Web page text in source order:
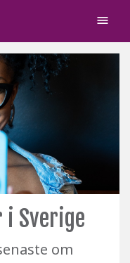
menu
i Sverige
om